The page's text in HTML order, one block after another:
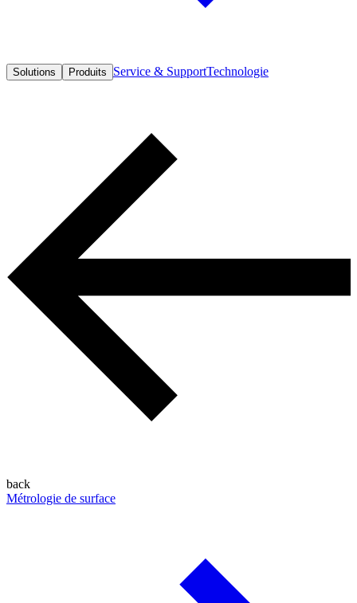
Solutions Produits Service & SupportTechnologie
back
Métrologie de surface